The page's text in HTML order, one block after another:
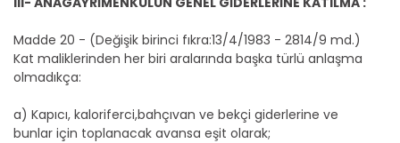
Madde 20 - (Değişik birinci fıkra:13/4/1983 - 2814/9 md.)
Kat maliklerinden her biri aralarında başka türlü anlaşma
olmadıkça:
a) Kapıcı, kaloriferci,bahçıvan ve bekçi giderlerine ve
bunlar için toplanacak avansa eşit olarak;